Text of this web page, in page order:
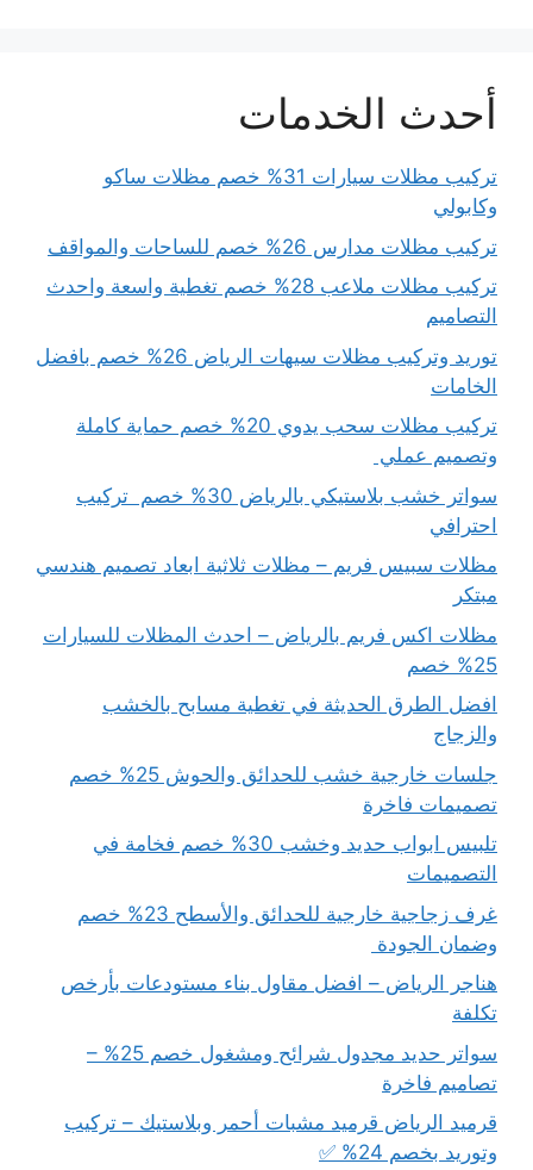
أحدث الخدمات
تركيب مظلات سيارات 31% خصم مظلات ساكو
وكابولي
تركيب مظلات مدارس 26% خصم للساحات والمواقف
تركيب مظلات ملاعب 28% خصم تغطية واسعة واحدث
التصاميم
توريد وتركيب مظلات سيهات الرياض 26% خصم بافضل
الخامات
تركيب مظلات سحب يدوي 20% خصم حماية كاملة
وتصميم عملي
سواتر خشب بلاستيكي بالرياض 30% خصم تركيب
احترافي
مظلات سبيس فريم – مظلات ثلاثية ابعاد تصميم هندسي
مبتكر
مظلات اكس فريم بالرياض – احدث المظلات للسيارات
25% خصم
افضل الطرق الحديثة في تغطية مسابح بالخشب
والزجاج
جلسات خارجية خشب للحدائق والحوش 25% خصم
تصميمات فاخرة
تلبيس ابواب حديد وخشب 30% خصم فخامة في
التصميمات
غرف زجاجية خارجية للحدائق والأسطح 23% خصم
وضمان الجودة
هناجر الرياض – افضل مقاول بناء مستودعات بأرخص
تكلفة
سواتر حديد مجدول شرائح ومشغول خصم 25% –
تصاميم فاخرة
قرميد الرياض قرميد مشبات أحمر وبلاستيك – تركيب
وتوريد بخصم 24% ✅